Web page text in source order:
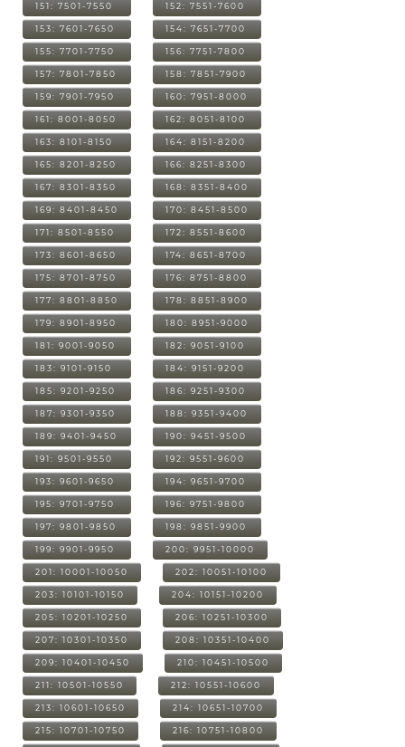
151: 7501-7550 152: 7551-7600
153: 7601-7650 154: 7651-7700
155: 7701-7750 156: 7751-7800
157: 7801-7850 158: 7851-7900
159: 7901-7950 160: 7951-8000
161: 8001-8050 162: 8051-8100
163: 8101-8150 164: 8151-8200
165: 8201-8250 166: 8251-8300
167: 8301-8350 168: 8351-8400
169: 8401-8450 170: 8451-8500
171: 8501-8550 172: 8551-8600
173: 8601-8650 174: 8651-8700
175: 8701-8750 176: 8751-8800
177: 8801-8850 178: 8851-8900
179: 8901-8950 180: 8951-9000
181: 9001-9050 182: 9051-9100
183: 9101-9150 184: 9151-9200
185: 9201-9250 186: 9251-9300
187: 9301-9350 188: 9351-9400
189: 9401-9450 190: 9451-9500
191: 9501-9550 192: 9551-9600
193: 9601-9650 194: 9651-9700
195: 9701-9750 196: 9751-9800
197: 9801-9850 198: 9851-9900
199: 9901-9950 200: 9951-10000
201: 10001-10050 202: 10051-10100
203: 10101-10150 204: 10151-10200
205: 10201-10250 206: 10251-10300
207: 10301-10350 208: 10351-10400
209: 10401-10450 210: 10451-10500
211: 10501-10550 212: 10551-10600
213: 10601-10650 214: 10651-10700
215: 10701-10750 216: 10751-10800